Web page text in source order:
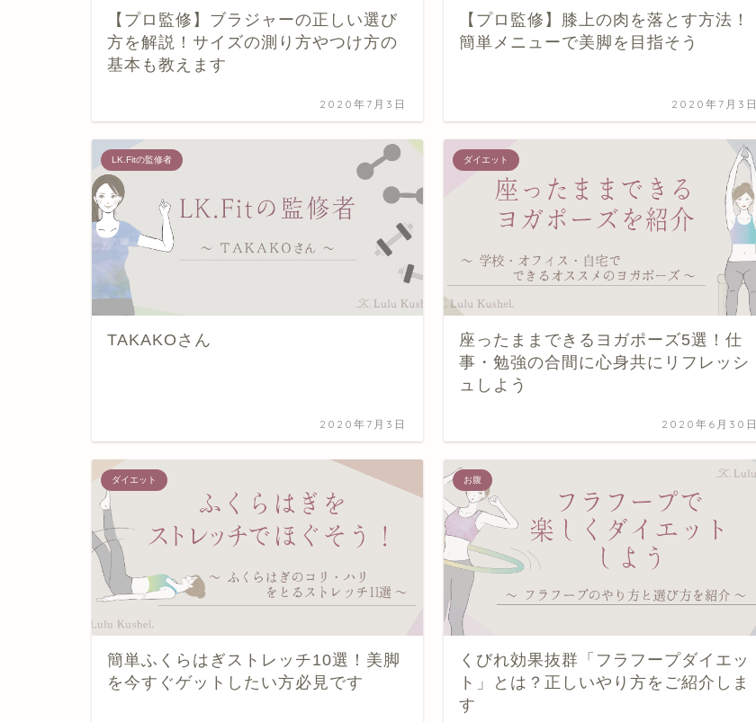
【プロ監修】ブラジャーの正しい選び
方を解説！サイズの測り方やつけ方の
基本も教えます
2020年7月3日
【プロ監修】膝上の肉を落とす方法！
簡単メニューで美脚を目指そう
2020年7月3日
LK.Fitの監修者
TAKAKOさん
2020年7月3日
ダイエット
座ったままできるヨガポーズ5選！仕
事・勉強の合間に心身共にリフレッシ
ュしよう
2020年6月30日
ダイエット
簡単ふくらはぎストレッチ10選！美脚
を今すぐゲットしたい方必見です
お腹
くびれ効果抜群「フラフープダイエッ
ト」とは？正しいやり方をご紹介しま
す